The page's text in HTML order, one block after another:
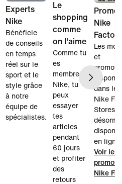
Experts
Nike
Bénéficie
de conseils
en temps
réel sur le
sport et le
style grâce
à notre
équipe de
spécialistes.
Le
shopping
comme
on l'aime
Comme tu
es
membre
Nike, tu
peux
essayer
tes
articles
pendant
60 jours
et profiter
des
retours
Nike
Factory
Les
et
dans les
Nike
Stores
en ligne.
Voir les
Nike